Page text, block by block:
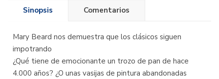
Sinopsis Comentarios
Mary Beard nos demuestra que los clásicos siguen
impotrando
¿Qué tiene de emocionante un trozo de pan de hace
4.000 años? ¿O unas vasijas de pintura abandonadas